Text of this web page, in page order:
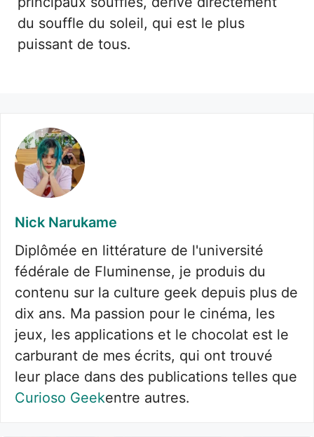
du souffle du soleil, qui est le plus
puissant de tous.
Nick Narukame
Diplômée en littérature de l'université
fédérale de Fluminense, je produis du
contenu sur la culture geek depuis plus de
dix ans. Ma passion pour le cinéma, les
jeux, les applications et le chocolat est le
carburant de mes écrits, qui ont trouvé
leur place dans des publications telles que
Curioso Geekentre autres.